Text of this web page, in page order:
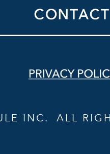
INC. ALL